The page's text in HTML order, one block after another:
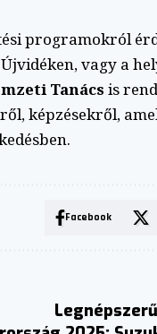
programokról
vagy a
Tanács is
képzésekről,
Facebook